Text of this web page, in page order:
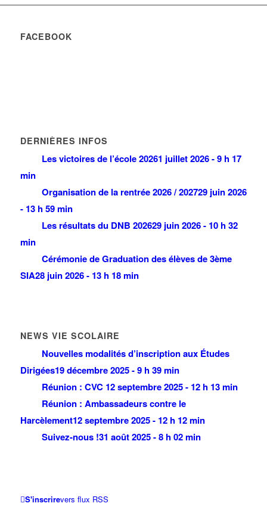
FACEBOOK
DERNIÈRES INFOS
Les victoires de l’école 20261 juillet 2026 - 9 h 17
min
Organisation de la rentrée 2026 / 202729 juin 2026
- 13 h 59 min
Les résultats du DNB 202629 juin 2026 - 10 h 32
min
Cérémonie de Graduation des élèves de 3ème
SIA28 juin 2026 - 13 h 18 min
NEWS VIE SCOLAIRE
Nouvelles modalités d’inscription aux Études
Dirigées19 décembre 2025 - 9 h 39 min
Réunion : CVC 12 septembre 2025 - 12 h 13 min
Réunion : Ambassadeurs contre le
Harcèlement12 septembre 2025 - 12 h 12 min
Suivez-nous !31 août 2025 - 8 h 02 min
S'inscrirevers flux RSS